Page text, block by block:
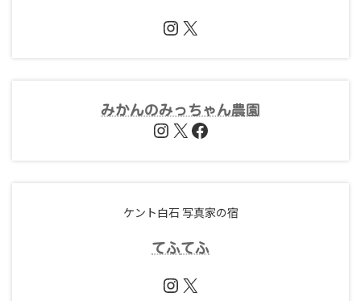
Instagram
X
みかんのみっちゃん農園
Instagram
X Facebook
ケント白石 写真家の宿
てふてふ
Instagram
X